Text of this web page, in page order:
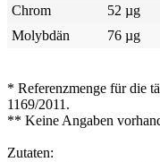
Chrom
52 µg
Molybdän
76 µg
* Referenzmenge für die
1169/2011.
** Keine Angaben
Zutaten: